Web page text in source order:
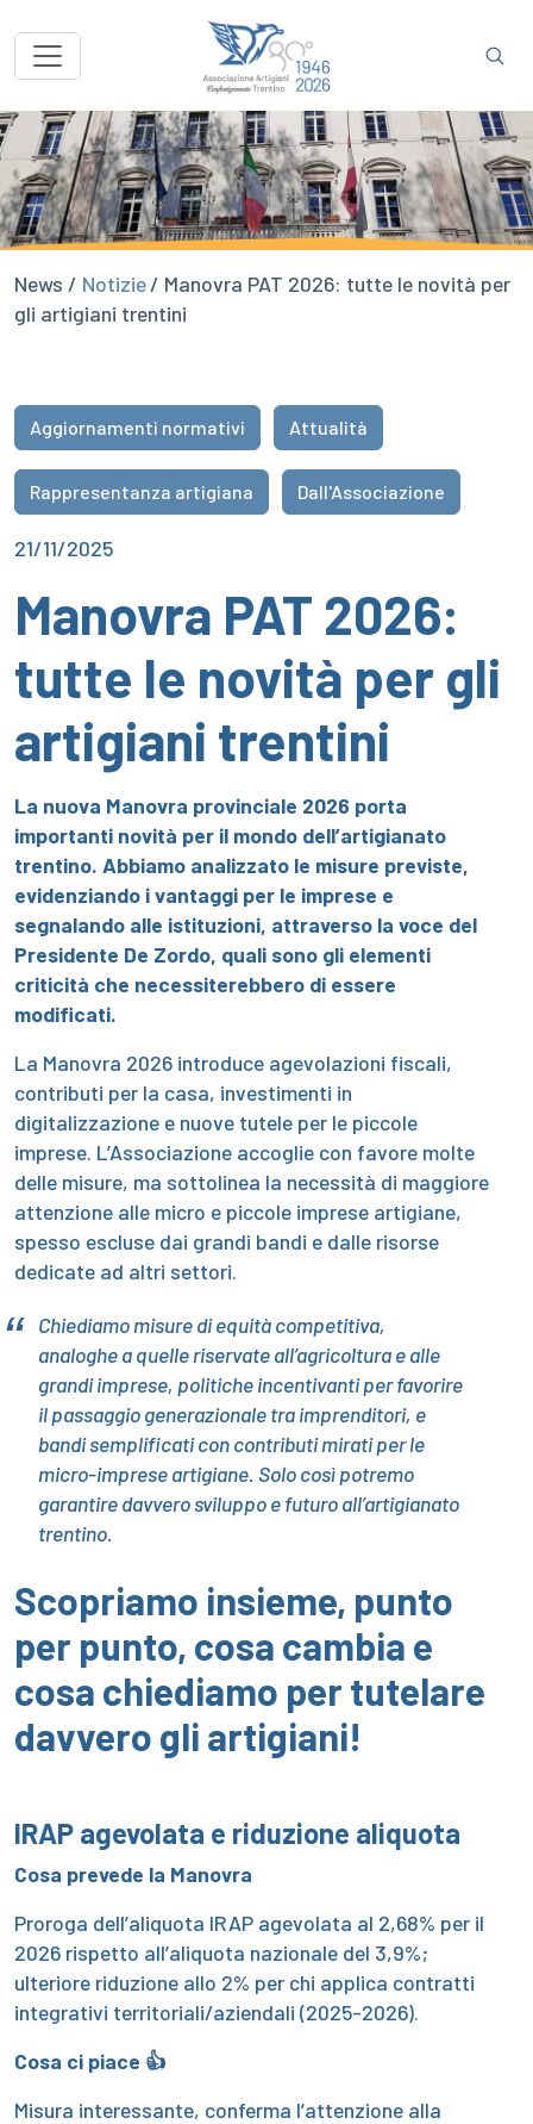
News / Notizie/ Manovra PAT 2026: tutte le novità per
gli artigiani trentini
Aggiornamenti normativi Attualità
Rappresentanza artigiana Dall'Associazione
21/11/2025
Manovra PAT 2026:
tutte le novità per gli
artigiani trentini
La nuova Manovra provinciale 2026 porta
importanti novità per il mondo dell’artigianato
trentino. Abbiamo analizzato le misure previste,
evidenziando i vantaggi per le imprese e
segnalando alle istituzioni, attraverso la voce del
Presidente De Zordo, quali sono gli elementi
criticità che necessiterebbero di essere
modificati.
La Manovra 2026 introduce agevolazioni fiscali,
contributi per la casa, investimenti in
digitalizzazione e nuove tutele per le piccole
imprese. L’Associazione accoglie con favore molte
delle misure, ma sottolinea la necessità di maggiore
attenzione alle micro e piccole imprese artigiane,
spesso escluse dai grandi bandi e dalle risorse
dedicate ad altri settori.
Chiediamo misure di equità competitiva,
analoghe a quelle riservate all’agricoltura e alle
grandi imprese, politiche incentivanti per favorire
il passaggio generazionale tra imprenditori, e
bandi semplificati con contributi mirati per le
micro-imprese artigiane. Solo così potremo
garantire davvero sviluppo e futuro all’artigianato
trentino.
Scopriamo insieme, punto
per punto, cosa cambia e
cosa chiediamo per tutelare
davvero gli artigiani!
IRAP agevolata e riduzione aliquota
Cosa prevede la Manovra
Proroga dell’aliquota IRAP agevolata al 2,68% per il
2026 rispetto all’aliquota nazionale del 3,9%;
ulteriore riduzione allo 2% per chi applica contratti
integrativi territoriali/aziendali (2025-2026).
Cosa ci piace 👍
Misura interessante, conferma l’attenzione alla